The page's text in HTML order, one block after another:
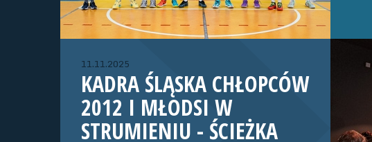
11.11.2025
KADRA ŚLĄSKA CHŁOPCÓW
2012 I MŁODSI W
STRUMIENIU - ŚCIEŻKA